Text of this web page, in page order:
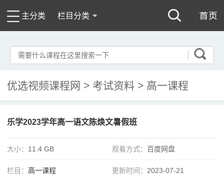
主分类 栏目分类
优选视频课程网 > 考试资料 > 高一课程
乐学2023学年高一语文陈焕文暑假班
大小： 11.4 GB 观看方式： 百度网盘
栏目： 高一课程 更新时间： 2023-07-21